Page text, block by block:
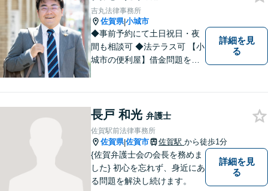
トップで解決。難事件には他
弁護士と協力も。元調停委
員。
吉丸法律事務所
佐賀県|小城市
◆事前予約にて土日祝日・夜
間も相談可 ◆法テラス可 【小
城市の便利屋】借金問題を中
詳細を見
る
長戸 和光 弁護士
佐賀駅前法律事務所
佐賀県|佐賀市 佐賀駅 から徒歩1分
{佐賀弁護士会の会長を務めま
した} 初心を忘れず、身近にあ
る問題を解決し続けます。
詳細を見
る